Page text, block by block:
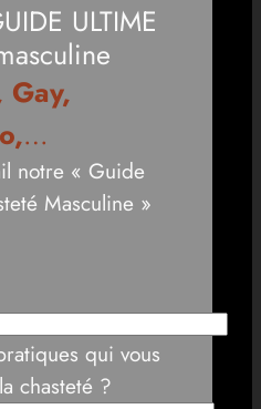
ULTIME
…
notre « Guide
Masculine »
qui vous
chasteté ?